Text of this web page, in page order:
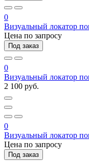
0
Визуальный локатор
Цена по запросу
Под заказ
0
Визуальный локатор
2 100 руб.
0
Визуальный локатор
Цена по запросу
Под заказ